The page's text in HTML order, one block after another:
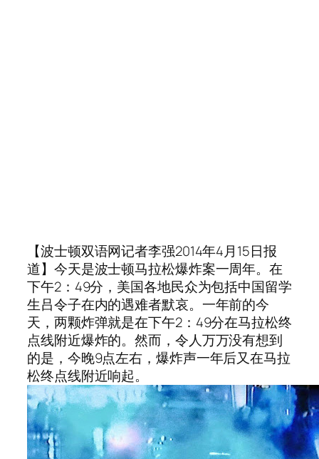
【波士顿双语网记者李强2014年4月15日报
道】今天是波士顿马拉松爆炸案一周年。在
下午2：49分，美国各地民众为包括中国留学
生吕令子在内的遇难者默哀。一年前的今
天，两颗炸弹就是在下午2：49分在马拉松终
点线附近爆炸的。然而，令人万万没有想到
的是，今晚9点左右，爆炸声一年后又在马拉
松终点线附近响起。